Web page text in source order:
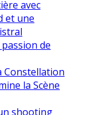
avec
et une
de
Constellation
la Scène
shooting